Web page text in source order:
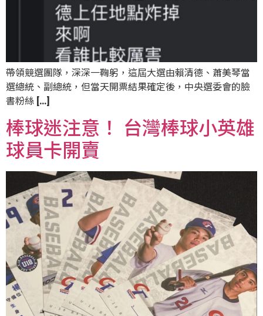
帶領競選團隊，深深一鞠躬，這屆大選由賴清德、蕭美琴當
選總統、副總統，但當天開票結果確定後，中央選委會的臉
書粉絲 […]
棒球迷注意！ 台灣棒球小英雄
球員卡開賣